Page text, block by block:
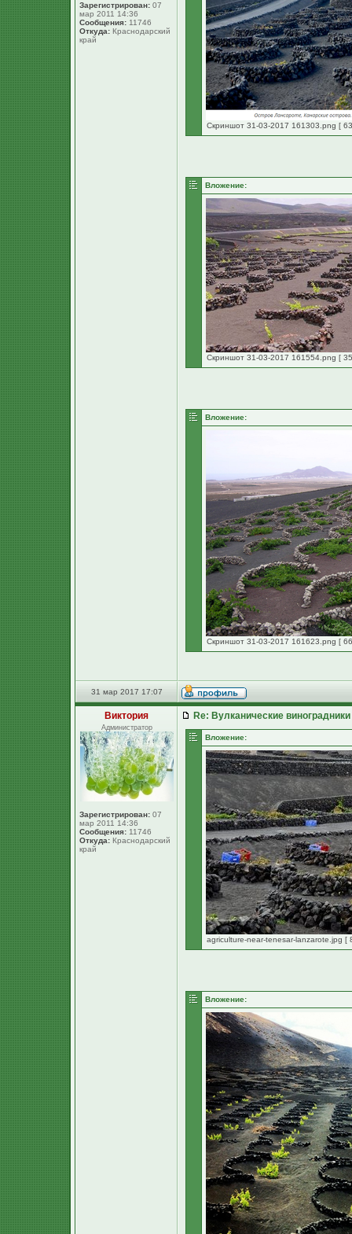
Зарегистрирован: 07
мар 2011 14:36
Сообщения: 11746
Откуда: Краснодарский
край
Скриншот 31-03-2017 161303.png [
Вложение:
Скриншот 31-03-2017 161554.png [
Вложение:
Скриншот 31-03-2017 161623.png [
31 мар 2017 17:07
Виктория
Администратор
Зарегистрирован: 07
мар 2011 14:36
Сообщения: 11746
Откуда: Краснодарский
край
Re: Вулканические
Вложение:
agriculture-near-tenesar-lanzarote.jpg
Вложение: